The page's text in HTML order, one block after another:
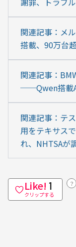
関連記事：メ
搭載、90万台
関連記事：
──Qwen搭載
関連記事：テ
用をテキサス
れ、NHTSAが
Like! 1
クリップする
？